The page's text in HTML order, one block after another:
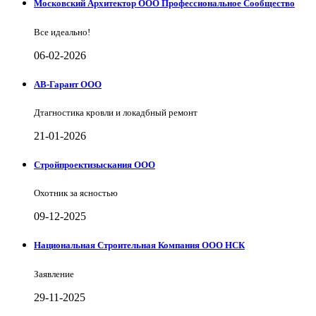
Московский Архитектор ООО Профессиональное Сообщество
Все идеально!
06-02-2026
АВ-Гарант ООО
Дтагностика кровли и локадбный ремонт
21-01-2026
Стройпроектизыскания ООО
Охотник за ясностью
09-12-2025
Национальная Строительная Компания ООО НСК
Заявление
29-11-2025